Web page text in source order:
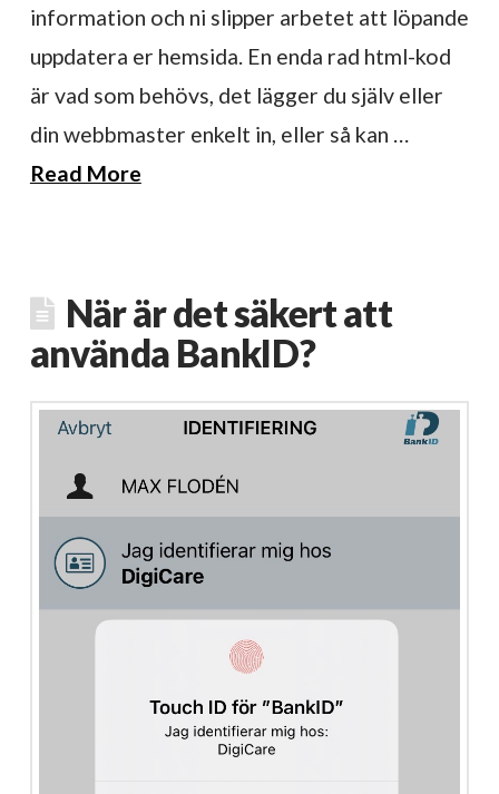
information och ni slipper arbetet att löpande
uppdatera er hemsida. En enda rad html-kod
är vad som behövs, det lägger du själv eller
din webbmaster enkelt in, eller så kan …
Read More
När är det säkert att
använda BankID?